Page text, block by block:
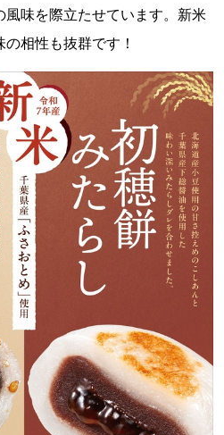
風味を際立たせています。新米
相性も抜群です！